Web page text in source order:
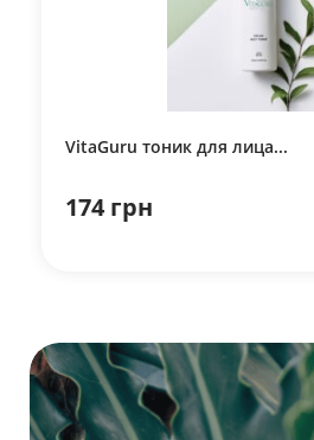
VitaGuru тоник для лица...
174 грн